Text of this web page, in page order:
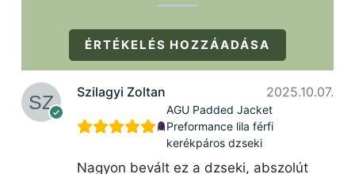
ÉRTÉKELÉS HOZZÁADÁSA
Szilagyi Zoltan 2025.10.07.
AGU Padded Jacket
Preformance lila férfi
kerékpáros dzseki
Nagyon bevált ez a dzseki, abszolút